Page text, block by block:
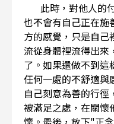
此時，對他人的付
也不會有自己正在施
方的感覺，只是自己
流從身體裡流得出來
了。如果還做不到這
任何一處的不舒適與
自己刻意為善的行
被滿足之處，在關懷